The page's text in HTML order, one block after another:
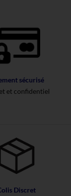
sécurisé
et confidentiel
Discret